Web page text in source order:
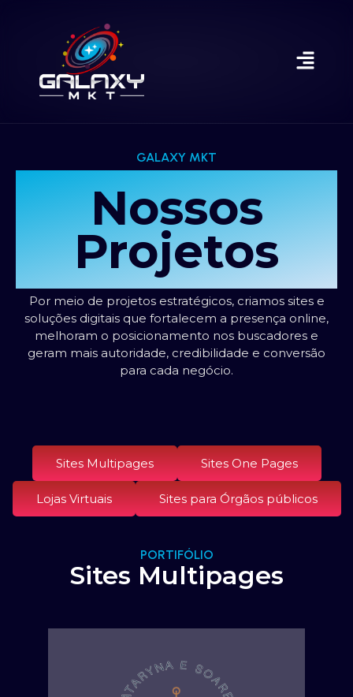
GALAXY MKT
Nossos
Projetos
Por meio de projetos estratégicos, criamos sites e
soluções digitais que fortalecem a presença online,
melhoram o posicionamento nos buscadores e
geram mais autoridade, credibilidade e conversão
para cada negócio.
Sites Multipages Sites One Pages
Lojas Virtuais Sites para Órgãos públicos
PORTIFÓLIO
Sites Multipages